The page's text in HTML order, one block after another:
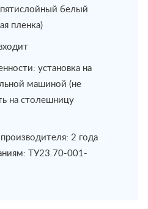
белый
пленка)
установка на
машиной (не
на столешницу
2 года
ТУ23.70-001-